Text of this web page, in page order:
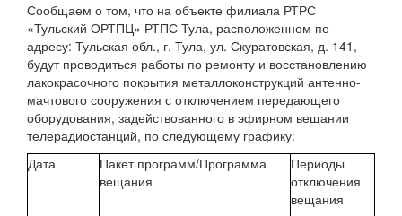
Сообщаем о том, что на объекте филиала РТРС
«Тульский ОРТПЦ» РТПС Тула, расположенном по
адресу: Тульская обл., г. Тула, ул. Скуратовская, д. 141,
будут проводиться работы по ремонту и восстановлению
лакокрасочного покрытия металлоконструкций антенно-
мачтового сооружения с отключением передающего
оборудования, задействованного в эфирном вещании
телерадиостанций, по следующему графику:
Дата
Пакет программ/Программа
вещания
Периоды
отключения
вещания